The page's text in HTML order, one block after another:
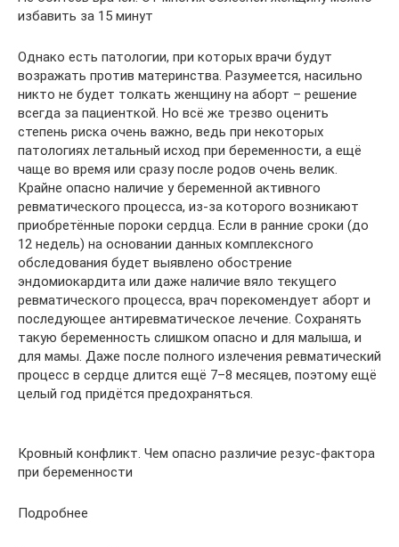
избавить за 15 минут
Однако есть патологии, при которых врачи будут
возражать против материнства. Разумеется, насильно
никто не будет толкать женщину на аборт – решение
всегда за пациенткой. Но всё же трезво оценить
степень риска очень важно, ведь при некоторых
патологиях летальный исход при беременности, а ещё
чаще во время или сразу после родов очень велик.
Крайне опасно наличие у беременной активного
ревматического процесса, из-за которого возникают
приобретённые пороки сердца. Если в ранние сроки (до
12 недель) на основании данных комплексного
обследования будет выявлено обострение
эндомиокардита или даже наличие вяло текущего
ревматического процесса, врач порекомендует аборт и
последующее антиревматическое лечение. Сохранять
такую беременность слишком опасно и для малыша, и
для мамы. Даже после полного излечения ревматический
процесс в сердце длится ещё 7–8 месяцев, поэтому ещё
целый год придётся предохраняться.
Кровный конфликт. Чем опасно различие резус-фактора
при беременности
Подробнее